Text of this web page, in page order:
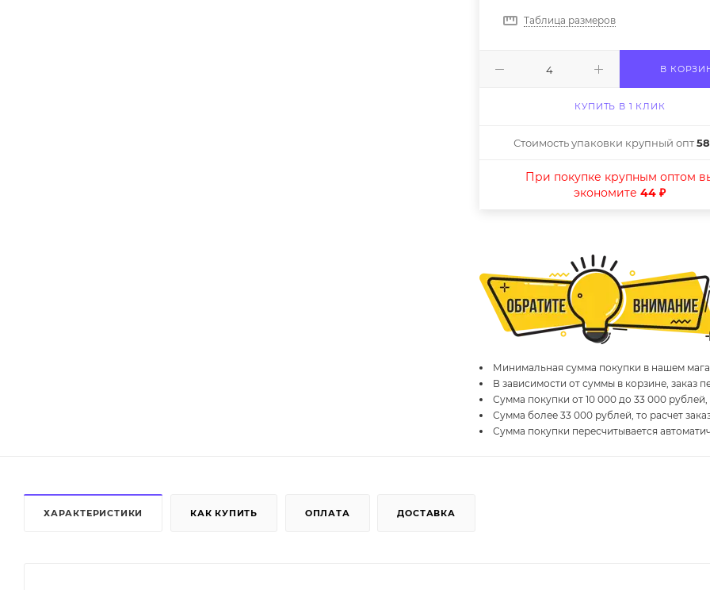
Таблица размеров
В
КУПИТЬ В 1 КЛИК
Стоимость упаковки крупный опт
При покупке крупным оптом
экономите44 ₽
Минимальная сумма покупки в нашем
В зависимости от суммы в корзине, заказ
Сумма покупки от 10 000 до 33 000 рублей,
Сумма более 33 000 рублей, то расчет
Сумма покупки пересчитывается
ХАРАКТЕРИСТИКИ КАК КУПИТЬ ОПЛАТА ДОСТАВКА